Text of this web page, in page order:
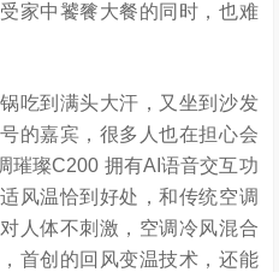
家中饕餮大餐的同时，也难
吃到满头大汗，又坐到沙发
的嘉宾，很多人也在担心会
璀璨C200 拥有AI语音交互功
风温恰到好处，和传统空调
人体不刺激，空调冷风混合
首创的回风变温技术，还能